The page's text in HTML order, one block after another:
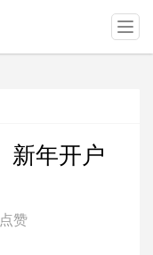
新年开户
赞
T
o